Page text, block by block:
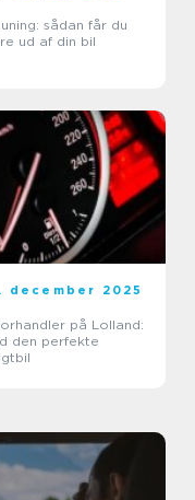
sådan får du
ud af din bil
december 2025
på Lolland:
den perfekte